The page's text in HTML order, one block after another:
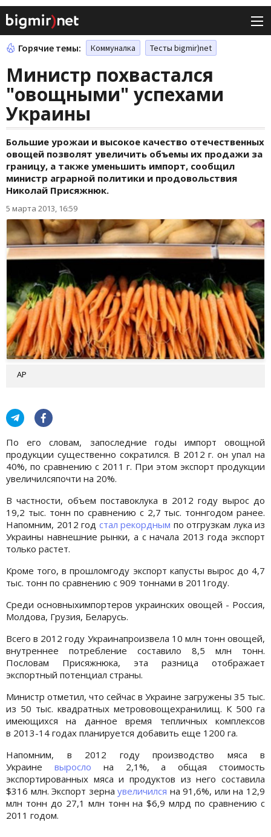
Горячие темы: Коммуналка Тесты bigmir)net
Министр похвастался
"овощными" успехами
Украины
Большие урожаи и высокое качество отечественных
овощей позволят увеличить объемы их продажи за
границу, а также уменьшить импорт, сообщил
министр аграрной политики и продовольствия
Николай Присяжнюк.
5 марта 2013, 16:59
АР
По его словам, запоследние годы импорт овощной
продукции существенно сократился. В 2012 г. он упал на
40%, по сравнению с 2011 г. При этом экспорт продукции
увеличилсяпочти на 20%.
В частности, объем поставоклука в 2012 году вырос до
19,2 тыс. тонн по сравнению с 2,7 тыс. тоннгодом ранее.
Напомним, 2012 год стал рекордным по отгрузкам лука из
Украины навнешние рынки, а с начала 2013 года экспорт
только растет.
Кроме того, в прошломгоду экспорт капусты вырос до 4,7
тыс. тонн по сравнению с 909 тоннами в 2011году.
Среди основныхимпортеров украинских овощей - Россия,
Молдова, Грузия, Беларусь.
Всего в 2012 году Украинапроизвела 10 млн тонн овощей,
внутреннее потребление составило 8,5 млн тонн.
Пословам Присяжнюка, эта разница отображает
экспортный потенциал страны.
Министр отметил, что сейчас в Украине загружены 35 тыс.
из 50 тыс. квадратных метрововощехранилищ. К 500 га
имеющихся на данное время тепличных комплексов
в 2013-14 годах планируется добавить еще 1200 га.
Напомним, в 2012 году производство мяса в
Украине выросло на 2,1%, а общая стоимость
экспортированных мяса и продуктов из него составила
$316 млн. Экспорт зернаувеличился на 91,6%, или на 12,9
млн тонн до 27,1 млн тонн на $6,9 млрд по сравнению с
2011 годом.